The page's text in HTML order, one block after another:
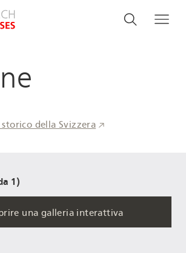
Search
Cerca
della Svizzera
1)
una galleria interattiva